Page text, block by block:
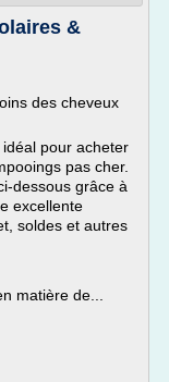
&
des cheveux
pour acheter
pas cher.
dessous grâce à
excellente
soldes et autres
matière de...